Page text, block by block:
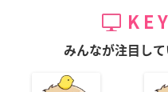
みんなが注目し